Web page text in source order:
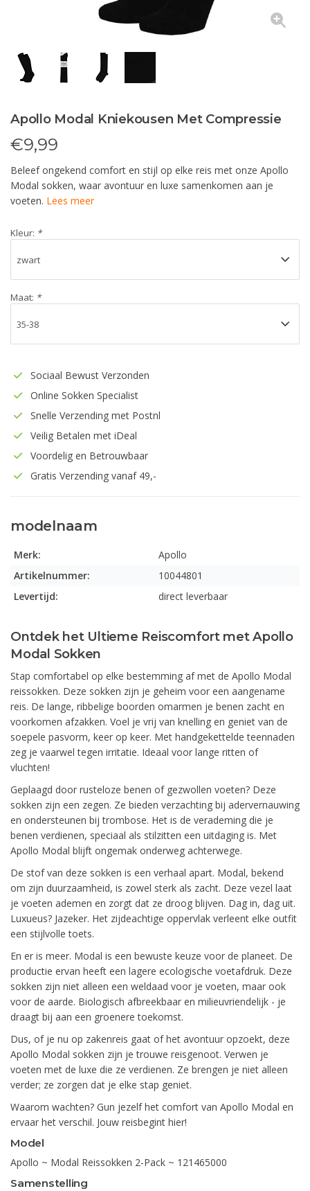
Apollo Modal Kniekousen Met Compressie
€9,99
Beleef ongekend comfort en stijl op elke reis met onze Apollo
Modal sokken, waar avontuur en luxe samenkomen aan je
voeten. Lees meer
Kleur: *
Maat: *
Sociaal Bewust Verzonden
Online Sokken Specialist
Snelle Verzending met Postnl
Veilig Betalen met iDeal
Voordelig en Betrouwbaar
Gratis Verzending vanaf 49,-
modelnaam
Merk:
Apollo
Artikelnummer:
10044801
Levertijd:
direct leverbaar
Ontdek het Ultieme Reiscomfort met Apollo
Modal Sokken
Stap comfortabel op elke bestemming af met de Apollo Modal
reissokken. Deze sokken zijn je geheim voor een aangename
reis. De lange, ribbelige boorden omarmen je benen zacht en
voorkomen afzakken. Voel je vrij van knelling en geniet van de
soepele pasvorm, keer op keer. Met handgekettelde teennaden
zeg je vaarwel tegen irritatie. Ideaal voor lange ritten of
vluchten!
Geplaagd door rusteloze benen of gezwollen voeten? Deze
sokken zijn een zegen. Ze bieden verzachting bij adervernauwing
en ondersteunen bij trombose. Het is de verademing die je
benen verdienen, speciaal als stilzitten een uitdaging is. Met
Apollo Modal blijft ongemak onderweg achterwege.
De stof van deze sokken is een verhaal apart. Modal, bekend
om zijn duurzaamheid, is zowel sterk als zacht. Deze vezel laat
je voeten ademen en zorgt dat ze droog blijven. Dag in, dag uit.
Luxueus? Jazeker. Het zijdeachtige oppervlak verleent elke outfit
een stijlvolle toets.
En er is meer. Modal is een bewuste keuze voor de planeet. De
productie ervan heeft een lagere ecologische voetafdruk. Deze
sokken zijn niet alleen een weldaad voor je voeten, maar ook
voor de aarde. Biologisch afbreekbaar en milieuvriendelijk - je
draagt bij aan een groenere toekomst.
Dus, of je nu op zakenreis gaat of het avontuur opzoekt, deze
Apollo Modal sokken zijn je trouwe reisgenoot. Verwen je
voeten met de luxe die ze verdienen. Ze brengen je niet alleen
verder; ze zorgen dat je elke stap geniet.
Waarom wachten? Gun jezelf het comfort van Apollo Modal en
ervaar het verschil. Jouw reisbegint hier!
Model
Apollo ~ Modal Reissokken 2-Pack ~ 121465000
Samenstelling